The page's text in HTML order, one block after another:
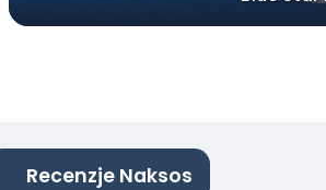
Recenzje Naksos